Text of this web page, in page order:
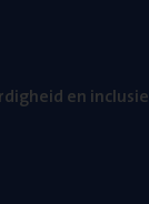
en inclusie